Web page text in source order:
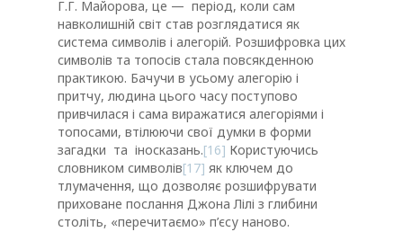
Г.Г. Майорова, це — період, коли сам
навколишній світ став розглядатися як
система символів і алегорій. Розшифровка цих
символів та топосів стала повсякденною
практикою. Бачучи в усьому алегорію і
притчу, людина цього часу поступово
привчилася і сама виражатися алегоріями і
топосами, втілюючи свої думки в форми
загадки та іносказань.[16] Користуючись
словником символів[17] як ключем до
тлумачення, що дозволяє розшифрувати
приховане послання Джона Лілі з глибини
століть, «перечитаємо» п’єсу наново.